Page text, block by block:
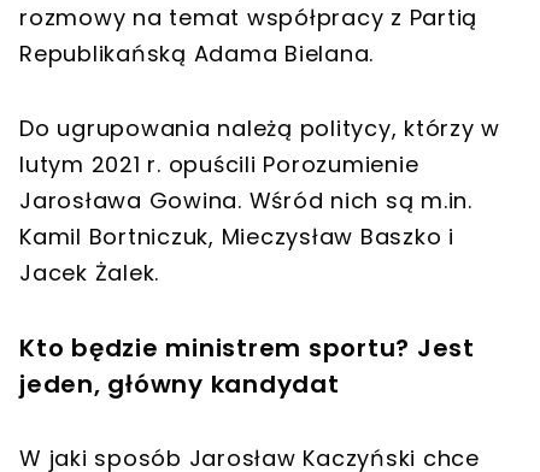
rozmowy na temat współpracy z Partią
Republikańską Adama Bielana.
Do ugrupowania należą politycy, którzy w
lutym 2021 r. opuścili Porozumienie
Jarosława Gowina. Wśród nich są m.in.
Kamil Bortniczuk, Mieczysław Baszko i
Jacek Żalek.
Kto będzie ministrem sportu? Jest
jeden, główny kandydat
W jaki sposób Jarosław Kaczyński chce